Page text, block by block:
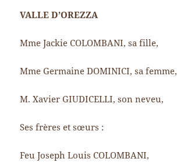
VALLE D’OREZZA
Mme Jackie COLOMBANI, sa fille,
Mme Germaine DOMINICI, sa femme,
M. Xavier GIUDICELLI, son neveu,
Ses frères et sœurs :
Feu Joseph Louis COLOMBANI,